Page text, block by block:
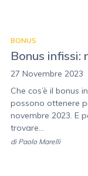
BONUS
Bonus infissi:
27 Novembre 2023
Che cos’è il bonus
possono ottenere
novembre 2023. E
trovare...
di Paolo Marelli